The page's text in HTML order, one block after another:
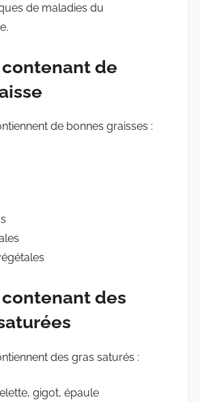
de maladies du
de
de bonnes graisses :
des
des gras saturés :
gigot, épaule